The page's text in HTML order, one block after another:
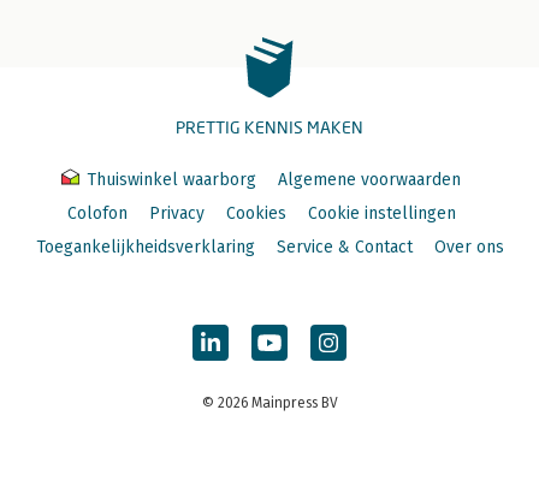
PRETTIG KENNIS MAKEN
Thuiswinkel waarborg
Algemene voorwaarden
Colofon
Privacy Cookies
Cookie instellingen
Toegankelijkheidsverklaring
Service & Contact Over ons
© 2026 Mainpress BV